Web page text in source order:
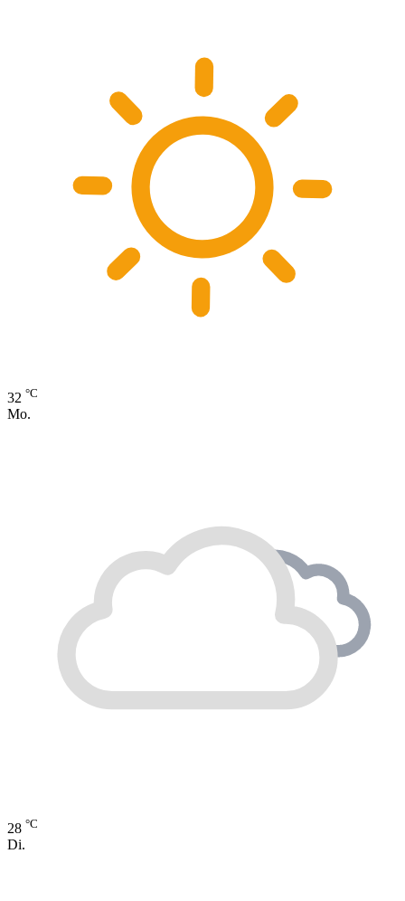
32 °C
Mo.
28 °C
Di.